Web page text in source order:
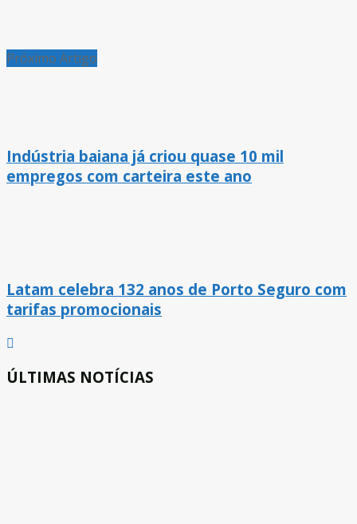
Próximo Artigo
Indústria baiana já criou quase 10 mil
empregos com carteira este ano
Latam celebra 132 anos de Porto Seguro com
tarifas promocionais
ÚLTIMAS NOTÍCIAS